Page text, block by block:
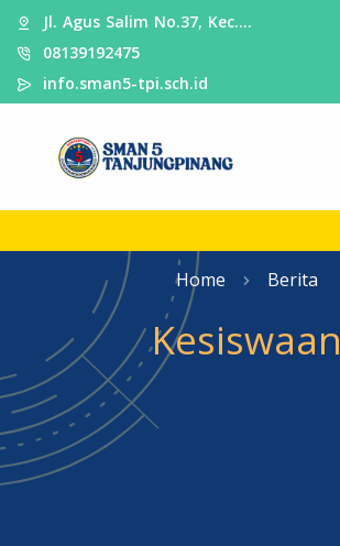
Jl. Agus Salim No.37, Kec.…
08139192475
info.sman5-tpi.sch.id
Home Berita
Kesiswaan